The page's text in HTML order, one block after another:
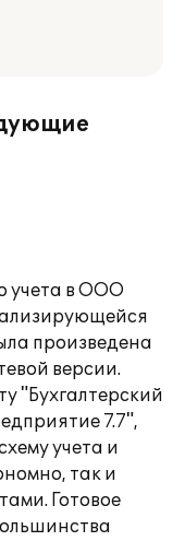
учета в ООО
произведена
версии.
"Бухгалтерский
7.7",
учета и
так и
Готовое